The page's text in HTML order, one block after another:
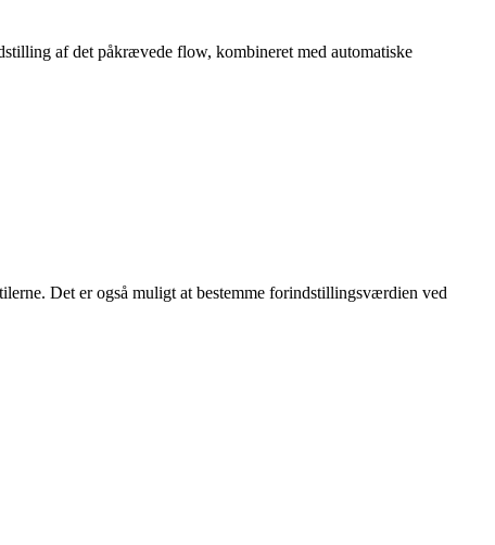
af det påkrævede flow, kombineret med automatiske
Det er også muligt at bestemme forindstillingsværdien ved